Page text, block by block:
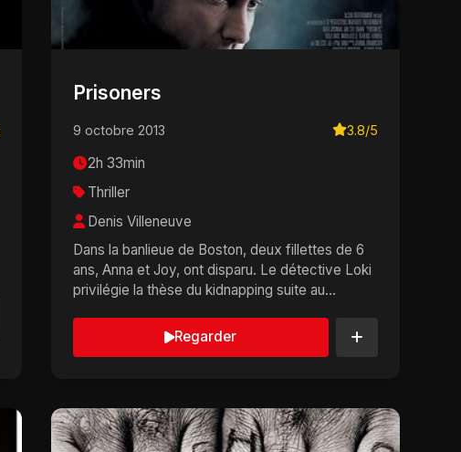
Prisoners
9 octobre 2013 3.8/5
2h 33min
Thriller
Denis Villeneuve
Dans la banlieue de Boston, deux fillettes de 6
ans, Anna et Joy, ont disparu. Le détective Loki
privilégie la thèse du kidnapping suite au
Regarder